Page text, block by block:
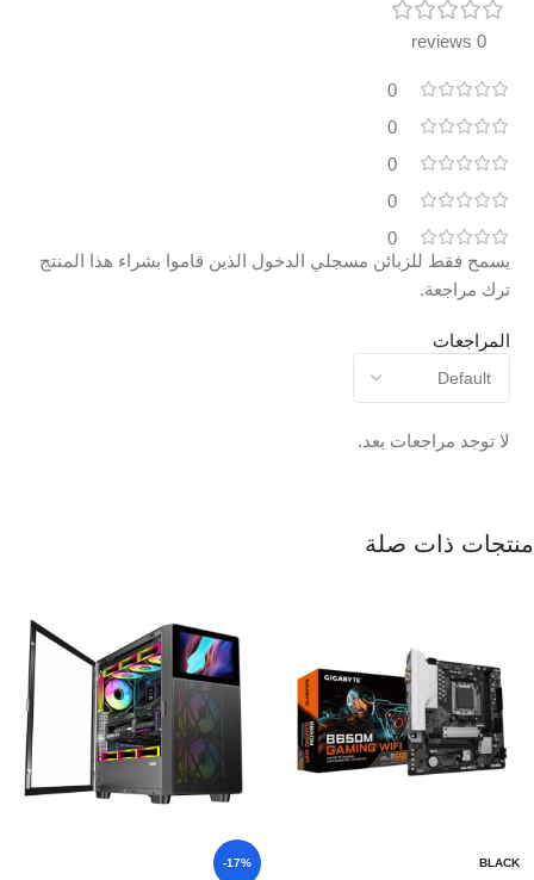
0 reviews
0
0
0
0
0
المراجعات
لا توجد مراجعات بعد.
يسمح فقط للزبائن مسجلي الدخول الذين قاموا بشراء هذا المنتج
ترك مراجعة.
منتجات ذات صلة
BLACK
-17%